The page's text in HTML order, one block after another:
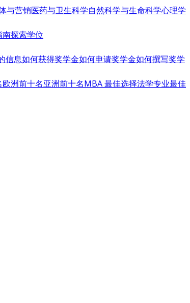
与营销医药与卫生科学自然科学与生命科学心理学
南探索学位
信息如何获得奖学金如何申请奖学金如何撰写奖学
欧洲前十名亚洲前十名MBA 最佳选择法学专业最佳